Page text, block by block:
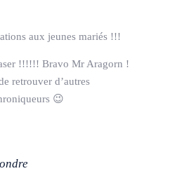
aux jeunes mariés !!!
!!!!!! Bravo Mr Aragorn !
retrouver d’autres
😉